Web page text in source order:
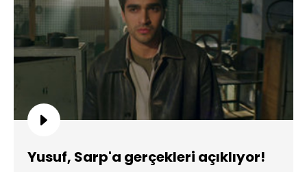
Yusuf, Sarp'a gerçekleri açıklıyor!